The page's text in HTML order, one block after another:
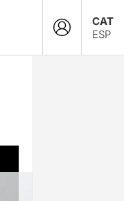
CAT
ESP